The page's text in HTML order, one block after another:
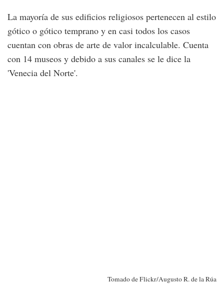
La mayoría de sus edificios religiosos pertenecen al estilo
gótico o gótico temprano y en casi todos los casos
cuentan con obras de arte de valor incalculable. Cuenta
con 14 museos y debido a sus canales se le dice la
'Venecia del Norte'.
Tomado de Flickr/Augusto R. de la Rúa